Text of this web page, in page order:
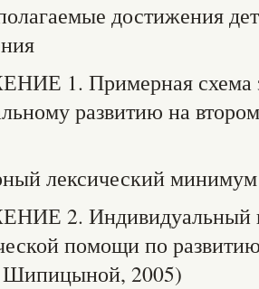
достижения
1. Примерная схема
развитию на
лексический минимум
2. Индивидуальный
помощи по
2005)